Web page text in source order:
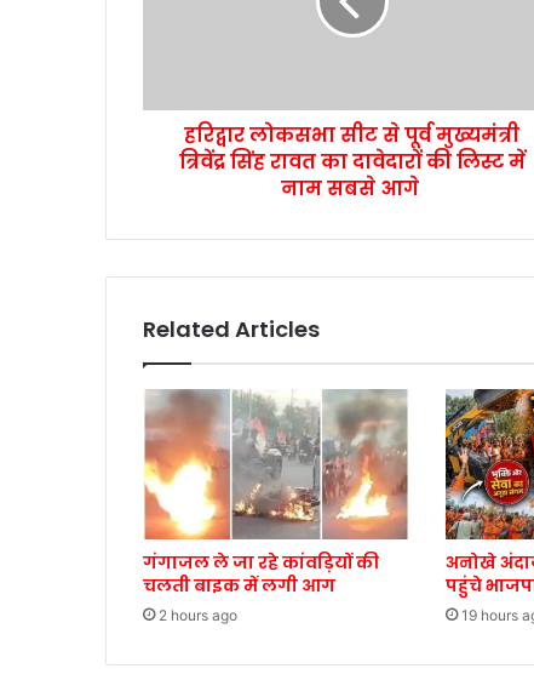
हरिद्वार लोकसभा सीट से पूर्व मुख्यमंत्री
त्रिवेंद्र सिंह रावत का दावेदारों की लिस्ट में
नाम सबसे आगे
Related Articles
गंगाजल ले जा रहे कांवड़ियों की
चलती बाइक में लगी आग
2 hours ago
अनोखे
पहुंचे
19 hours